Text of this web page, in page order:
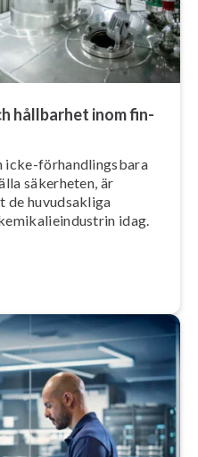
hållbarhet inom fin­
icke-för­hand­lings­ba­ra
säkerheten, är
hu­vud­sak­li­ga
idag.